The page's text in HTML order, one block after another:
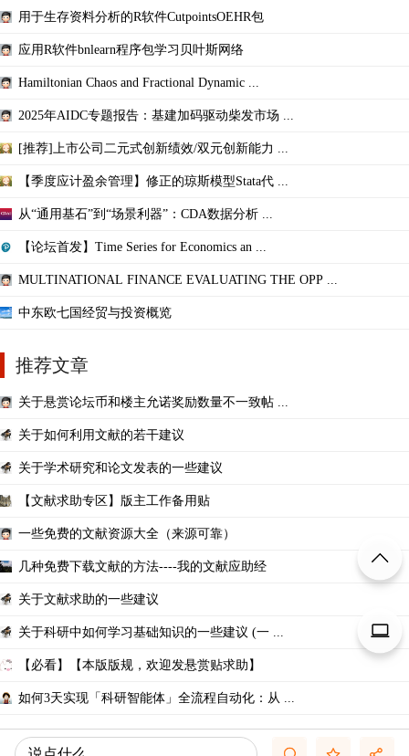
用于生存资料分析的R软件CutpointsOEHR包
应用R软件bnlearn程序包学习贝叶斯网络
Hamiltonian Chaos and Fractional Dynamic ...
2025年AIDC专题报告：基建加码驱动柴发市场 ...
[推荐]上市公司二元式创新绩效/双元创新能力 ...
【季度应计盈余管理】修正的琼斯模型Stata代 ...
从“通用基石”到“场景利器”：CDA数据分析 ...
【论坛首发】Time Series for Economics an ...
MULTINATIONAL FINANCE EVALUATING THE OPP ...
中东欧七国经贸与投资概览
推荐文章
关于悬赏论坛币和楼主允诺奖励数量不一致帖 ...
关于如何利用文献的若干建议
关于学术研究和论文发表的一些建议
【文献求助专区】版主工作备用贴
一些免费的文献资源大全（来源可靠）
几种免费下载文献的方法----我的文献应助经
关于文献求助的一些建议
关于科研中如何学习基础知识的一些建议 (一 ...
【必看】【本版版规，欢迎发悬赏贴求助】
如何3天实现「科研智能体」全流程自动化：从 ...